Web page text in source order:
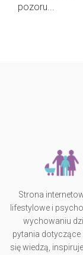
pozoru...
Strona
lifestylowe i
wychowaniu
pytania
się wiedzą,